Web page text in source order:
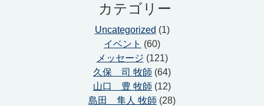
カテゴリー
Uncategorized (1)
イベント (60)
メッセージ (121)
久保 司 牧師 (64)
山口 豊 牧師 (12)
島田 隼人 牧師 (28)